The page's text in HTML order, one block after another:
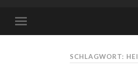
SCHLAGWORT: